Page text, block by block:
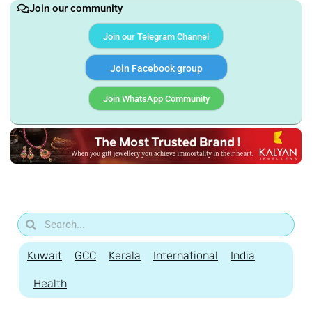
Join our community
Join our Telegram Channel
Join Facebook group
Join WhatsApp Community
Kuwait GCC Kerala International India
Health